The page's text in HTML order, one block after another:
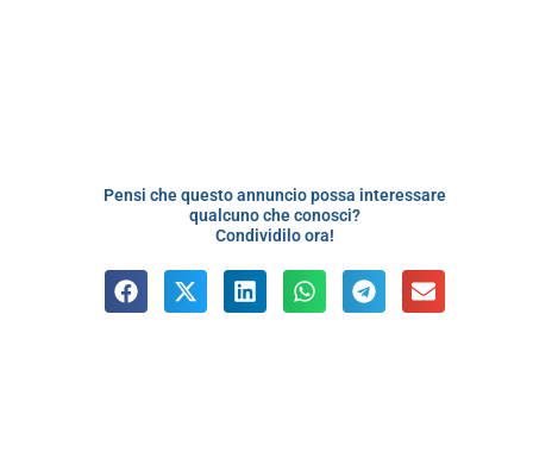
Pensi che questo annuncio possa interessare
qualcuno che conosci?
Condividilo ora!